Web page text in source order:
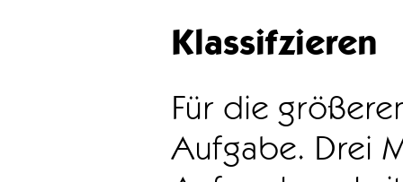
Klassifzieren
Für die
Aufgabe. Drei